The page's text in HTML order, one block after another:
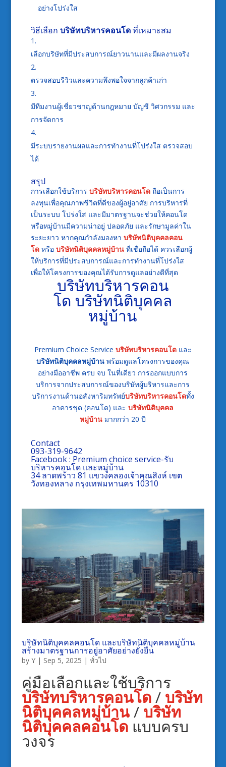
อย่างโปร่งใส
วิธีเลือก บริษัทบริหารคอนโดที่เหมาะสม
เลือกบริษัทที่มีประสบการณ์ยาวนานและมีผลงานจริง
ตรวจสอบรีวิวและความพึงพอใจจากลูกค้าเก่า
มีทีมงานผู้เชี่ยวชาญด้านกฎหมาย บัญชี วิศวกรรม และ
การจัดการ
มีระบบรายงานผลและการทำงานที่โปร่งใส ตรวจสอบ
ได้
สรุป
การเลือกใช้บริการ บริษัทบริหารคอนโดถือเป็นการ
ลงทุนเพื่อคุณภาพชีวิตที่ดีของผู้อยู่อาศัย การบริหารที่
เป็นระบบ โปร่งใส และมีมาตรฐานจะช่วยให้คอนโด
หรือหมู่บ้านมีความน่าอยู่ ปลอดภัย และรักษามูลค่าใน
ระยะยาว หากคุณกำลังมองหา บริษัทนิติบุคคลคอน
โดหรือ บริษัทนิติบุคคลหมู่บ้านที่เชื่อถือได้ ควรเลือกผู้
ให้บริการที่มีประสบการณ์และการทำงานที่โปร่งใส
เพื่อให้โครงการของคุณได้รับการดูแลอย่างดีที่สุด
บริษัทบริหารคอน
โด บริษัทนิติบุคคล
หมู่บ้าน
Premium Choice Service บริษัทบริหารคอนโดและ
บริษัทนิติบุคคลหมู่บ้าน พร้อมดูแลโครงการของคุณ
อย่างมืออาชีพ ครบ จบ ในที่เดียว การออกแบบการ
บริการจากประสบการณ์ของบริษัทผู้บริหารและการ
บริการงานด้านอสังหาริมทรัพย์บริษัทบริหารคอนโดทั้ง
อาคารชุด (คอนโด) และบริษัทนิติบุคคล
หมู่บ้าน มากกว่า 20 ปี
Contact
093-319-9642
Facebook : Premium choice service-รับ
บริหารคอนโด และหมู่บ้าน
34 ลาดพร้าว 81 แขวงคลองเจ้าคุณสิงห์ เขต
วังทองหลาง กรุงเทพมหานคร 10310
บริษัทนิติบุคคลคอนโด และบริษัทนิติบุคคลหมู่บ้าน
สร้างมาตรฐานการอยู่อาศัยอย่างยั่งยืน
by Y| Sep 5, 2025 | ทั่วไป
คู่มือเลือกและใช้บริการ
บริษัทบริหารคอนโด/ บริษัท
นิติบุคคลหมู่บ้าน/ บริษัท
นิติบุคคลคอนโดแบบครบ
วงจร